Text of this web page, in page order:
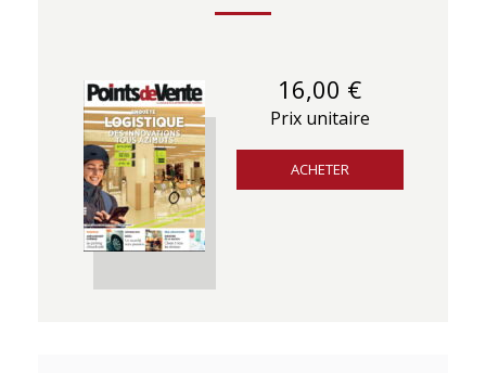
16,00 €
Prix unitaire
ACHETER